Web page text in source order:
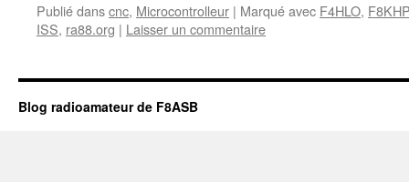
Publié danscnc, Microcontrolleur | Marqué avec F4HLO, F8KHP
ISS, ra88.org | Laisser un commentaire
Blog radioamateur de F8ASB